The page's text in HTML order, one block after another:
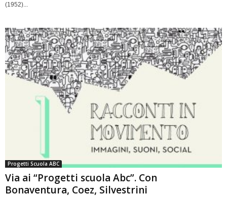
(1952)...
Progetti Scuola ABC
Via ai “Progetti scuola Abc”. Con
Bonaventura, Coez, Silvestrini